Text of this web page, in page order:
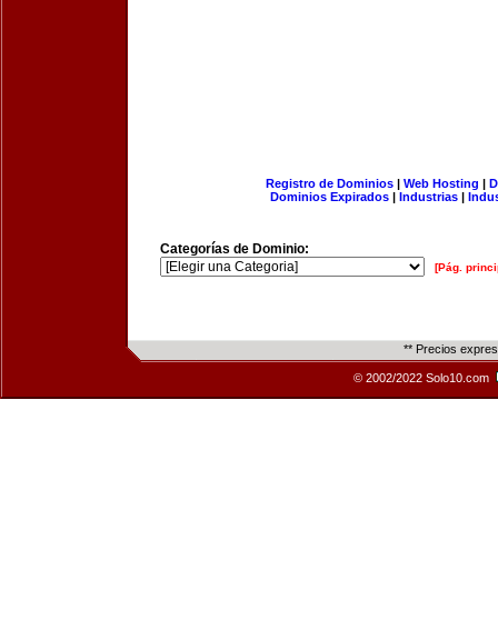
Registro de Dominios| Web Hosting |
Dominios Expirados | Industrias |
Categorías de Dominio:
[Pág.
** Precios
© 2002/2022 Solo10.com